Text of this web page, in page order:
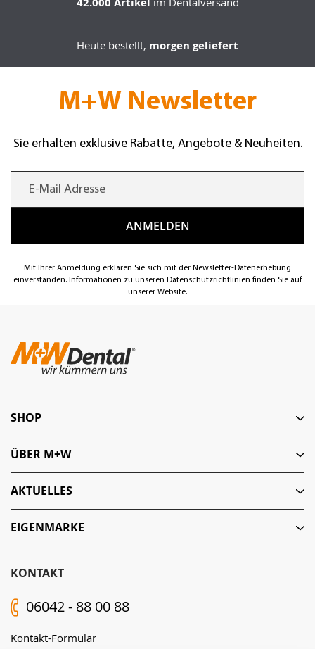
Heute bestellt, morgen geliefert
M+W Newsletter
Sie erhalten exklusive Rabatte, Angebote & Neuheiten.
Mit Ihrer Anmeldung erklären Sie sich mit der Newsletter-Datenerhebung
einverstanden. Informationen zu unseren Datenschutzrichtlinien finden Sie auf
unserer Website.
KONTAKT
06042 - 88 00 88
Kontakt-Formular
SHOP
ÜBER M+W
AKTUELLES
EIGENMARKE